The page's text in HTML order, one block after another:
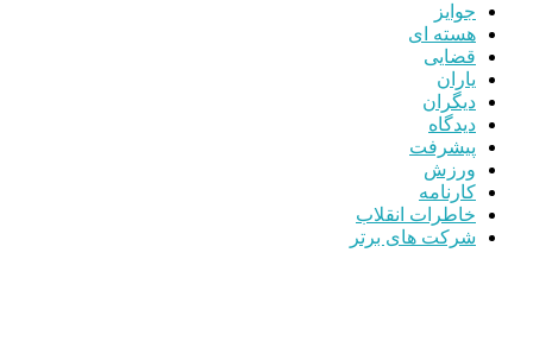
جوایز
هسته ای
قضایی
یاران
دیگران
دیدگاه
پیشرفت
ورزش
کارنامه
خاطرات انقلاب
شرکت های برتر